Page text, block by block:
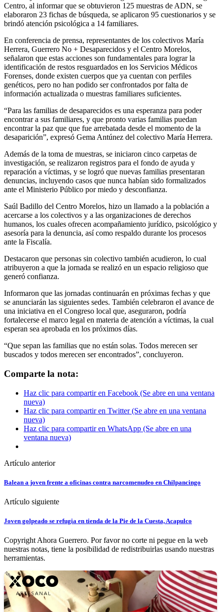
Centro, al informar que se obtuvieron 125 muestras de ADN, se
elaboraron 23 fichas de búsqueda, se aplicaron 95 cuestionarios y se
brindó atención psicológica a 14 familiares.
En conferencia de prensa, representantes de los colectivos María
Herrera, Guerrero No + Desaparecidos y el Centro Morelos,
señalaron que estas acciones son fundamentales para lograr la
identificación de restos resguardados en los Servicios Médicos
Forenses, donde existen cuerpos que ya cuentan con perfiles
genéticos, pero no han podido ser confrontados por falta de
información actualizada o muestras familiares suficientes.
“Para las familias de desaparecidos es una esperanza para poder
encontrar a sus familiares, y que pronto varias familias puedan
encontrar la paz que que fue arrebatada desde el momento de la
desaparición”, expresó Gema Antúnez del colectivo María Herrera.
Además de la toma de muestras, se iniciaron cinco carpetas de
investigación, se realizaron registros para el fondo de ayuda y
reparación a víctimas, y se logró que nuevas familias presentaran
denuncias, incluyendo casos que nunca habían sido formalizados
ante el Ministerio Público por miedo y desconfianza.
Saúl Badillo del Centro Morelos, hizo un llamado a la población a
acercarse a los colectivos y a las organizaciones de derechos
humanos, los cuales ofrecen acompañamiento jurídico, psicológico y
asesoría para la denuncia, así como respaldo durante los procesos
ante la Fiscalía.
Destacaron que personas sin colectivo también acudieron, lo cual
atribuyeron a que la jornada se realizó en un espacio religioso que
generó confianza.
Informaron que las jornadas continuarán en próximas fechas y que
se anunciarán las siguientes sedes. También celebraron el avance de
una iniciativa en el Congreso local que, aseguraron, podría
fortalecerse el marco legal en materia de atención a víctimas, la cual
esperan sea aprobada en los próximos días.
“Que sepan las familias que no están solas. Todos merecen ser
buscados y todos merecen ser encontrados”, concluyeron.
Comparte la nota:
Haz clic para compartir en Facebook (Se abre en una ventana
nueva)
Haz clic para compartir en Twitter (Se abre en una ventana
nueva)
Haz clic para compartir en WhatsApp (Se abre en una
ventana nueva)
Artículo anterior
Balean a joven frente a oficinas contra narcomenudeo en Chilpancingo
Artículo siguiente
Joven golpeado se refugia en tienda de la Pie de la Cuesta, Acapulco
Copyright Ahora Guerrero. Por favor no corte ni pegue en la web
nuestras notas, tiene la posibilidad de redistribuirlas usando nuestras
herramientas.